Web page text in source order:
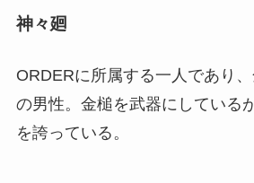
神々廻
ORDERに所属する一人であり
の男性。金槌を武器にしている
を誇っている。